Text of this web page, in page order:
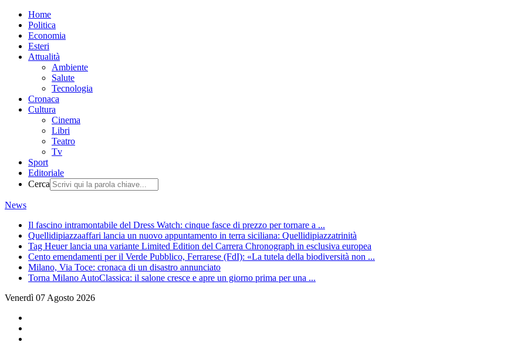
Home
Politica
Economia
Esteri
Attualità
Ambiente
Salute
Tecnologia
Cronaca
Cultura
Cinema
Libri
Teatro
Tv
Sport
Editoriale
Cerca
News
Il fascino intramontabile del Dress Watch: cinque fasce di prezzo per tornare a ...
Quellidipiazzaaffari lancia un nuovo appuntamento in terra siciliana: Quellidipiazzatrinità
Tag Heuer lancia una variante Limited Edition del Carrera Chronograph in esclusiva europea
Cento emendamenti per il Verde Pubblico, Ferrarese (FdI): «La tutela della biodiversità non ...
Milano, Via Toce: cronaca di un disastro annunciato
Torna Milano AutoClassica: il salone cresce e apre un giorno prima per una ...
Venerdì 07 Agosto 2026